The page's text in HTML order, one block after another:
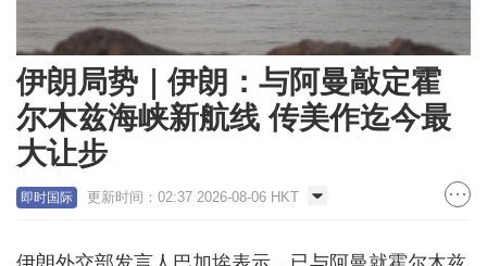
伊朗局势｜伊朗：与阿曼敲定霍
尔木兹海峡新航线 传美作迄今最
大让步
即时国际 更新时间：02:37 2026-08-06 HKT